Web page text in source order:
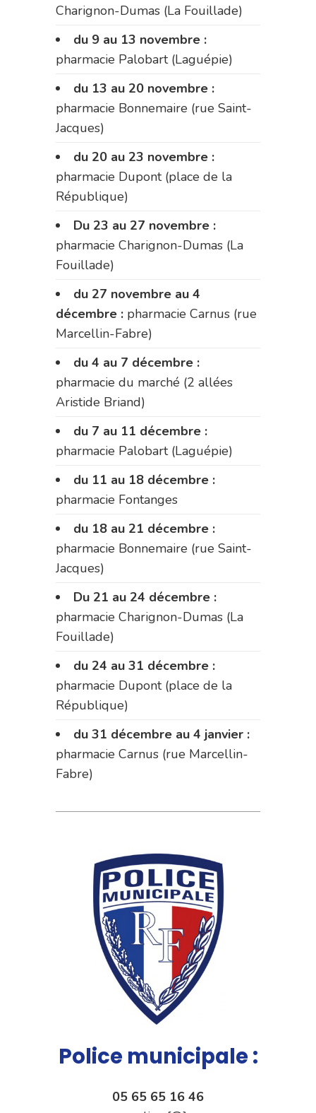
Charignon-Dumas (La Fouillade)
du 9 au 13 novembre :
pharmacie Palobart (Laguépie)
du 13 au 20 novembre :
pharmacie Bonnemaire (rue Saint-
Jacques)
du 20 au 23 novembre :
pharmacie Dupont (place de la
République)
Du 23 au 27 novembre :
pharmacie Charignon-Dumas (La
Fouillade)
du 27 novembre au 4
décembre : pharmacie Carnus (rue
Marcellin-Fabre)
du 4 au 7 décembre :
pharmacie du marché (2 allées
Aristide Briand)
du 7 au 11 décembre :
pharmacie Palobart (Laguépie)
du 11 au 18 décembre :
pharmacie Fontanges
du 18 au 21 décembre :
pharmacie Bonnemaire (rue Saint-
Jacques)
Du 21 au 24 décembre :
pharmacie Charignon-Dumas (La
Fouillade)
du 24 au 31 décembre :
pharmacie Dupont (place de la
République)
du 31 décembre au 4 janvier :
pharmacie Carnus (rue Marcellin-
Fabre)
Police municipale :
05 65 65 16 46